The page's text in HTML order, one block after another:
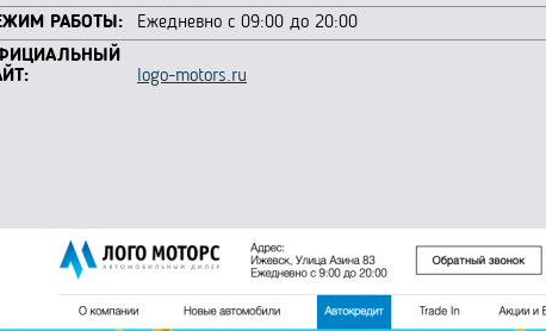
РАБОТЫ:
Ежедневно с 09:00 до 20:00
logo-motors.ru